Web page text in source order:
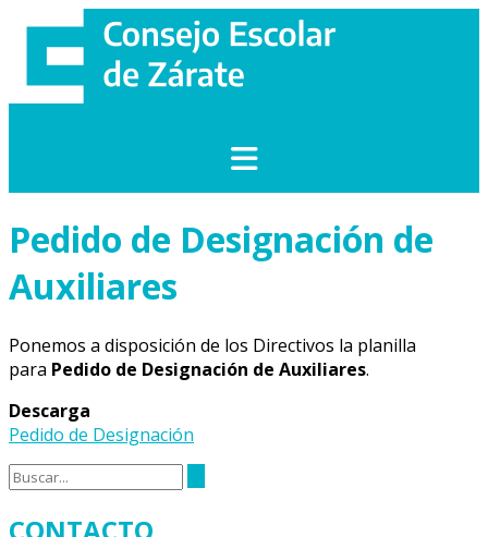
contenido
Pedido de Designación de
Auxiliares
Ponemos a disposición de los Directivos la planilla
para Pedido de Designación de Auxiliares.
Descarga
Pedido de Designación
CONTACTO